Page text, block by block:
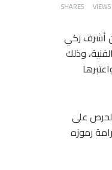
SHARES VIEWS
أشرف زكي
وذلك
على
رموزه